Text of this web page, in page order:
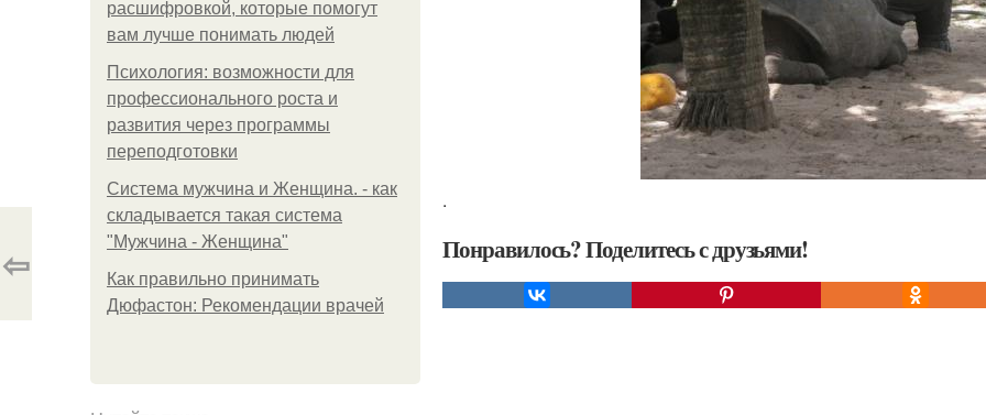
расшифровкой, которые помогут
вам лучше понимать людей
Психология: возможности для
профессионального роста и
развития через программы
переподготовки
Система мужчина и Женщина. - как
складывается такая система
"Мужчина - Женщина"
Как правильно принимать
Дюфастон: Рекомендации врачей
.
Понравилось? Поделитесь с друзьями!
⇦